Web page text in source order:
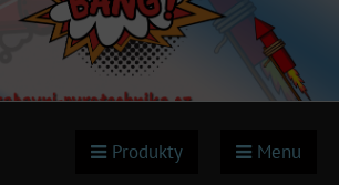
Produkty Menu